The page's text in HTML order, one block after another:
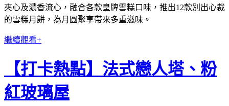
夾心及濃香流心，融合各款皇牌雪糕口味，推出12款別出心裁
的雪糕月餅，為月圓聚享帶來多重滋味。
繼續觀看+
【打卡熱點】法式戀人塔、粉
紅玻璃屋